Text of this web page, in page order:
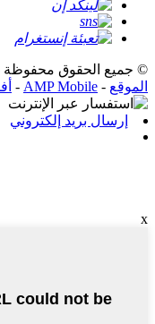
© جميع الحقوق محفوظة - 2010-
الموقع -
AMP Mobile
-
إرسال بريد إلكتروني
x